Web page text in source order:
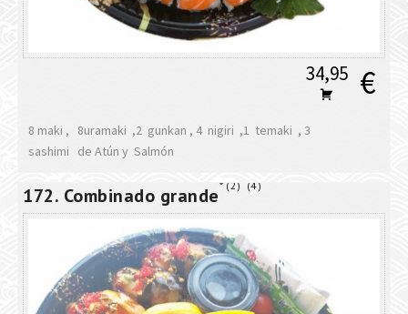
34,95 €
8 maki , 8uramaki ,2 gunkan , 4 nigiri ,1 temaki , 3
sashimi de Atún y Salmón
172. Combinado grande 2 4